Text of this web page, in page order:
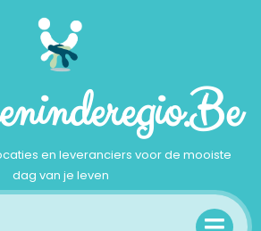
en leveranciers voor de mooiste
dag van je leven